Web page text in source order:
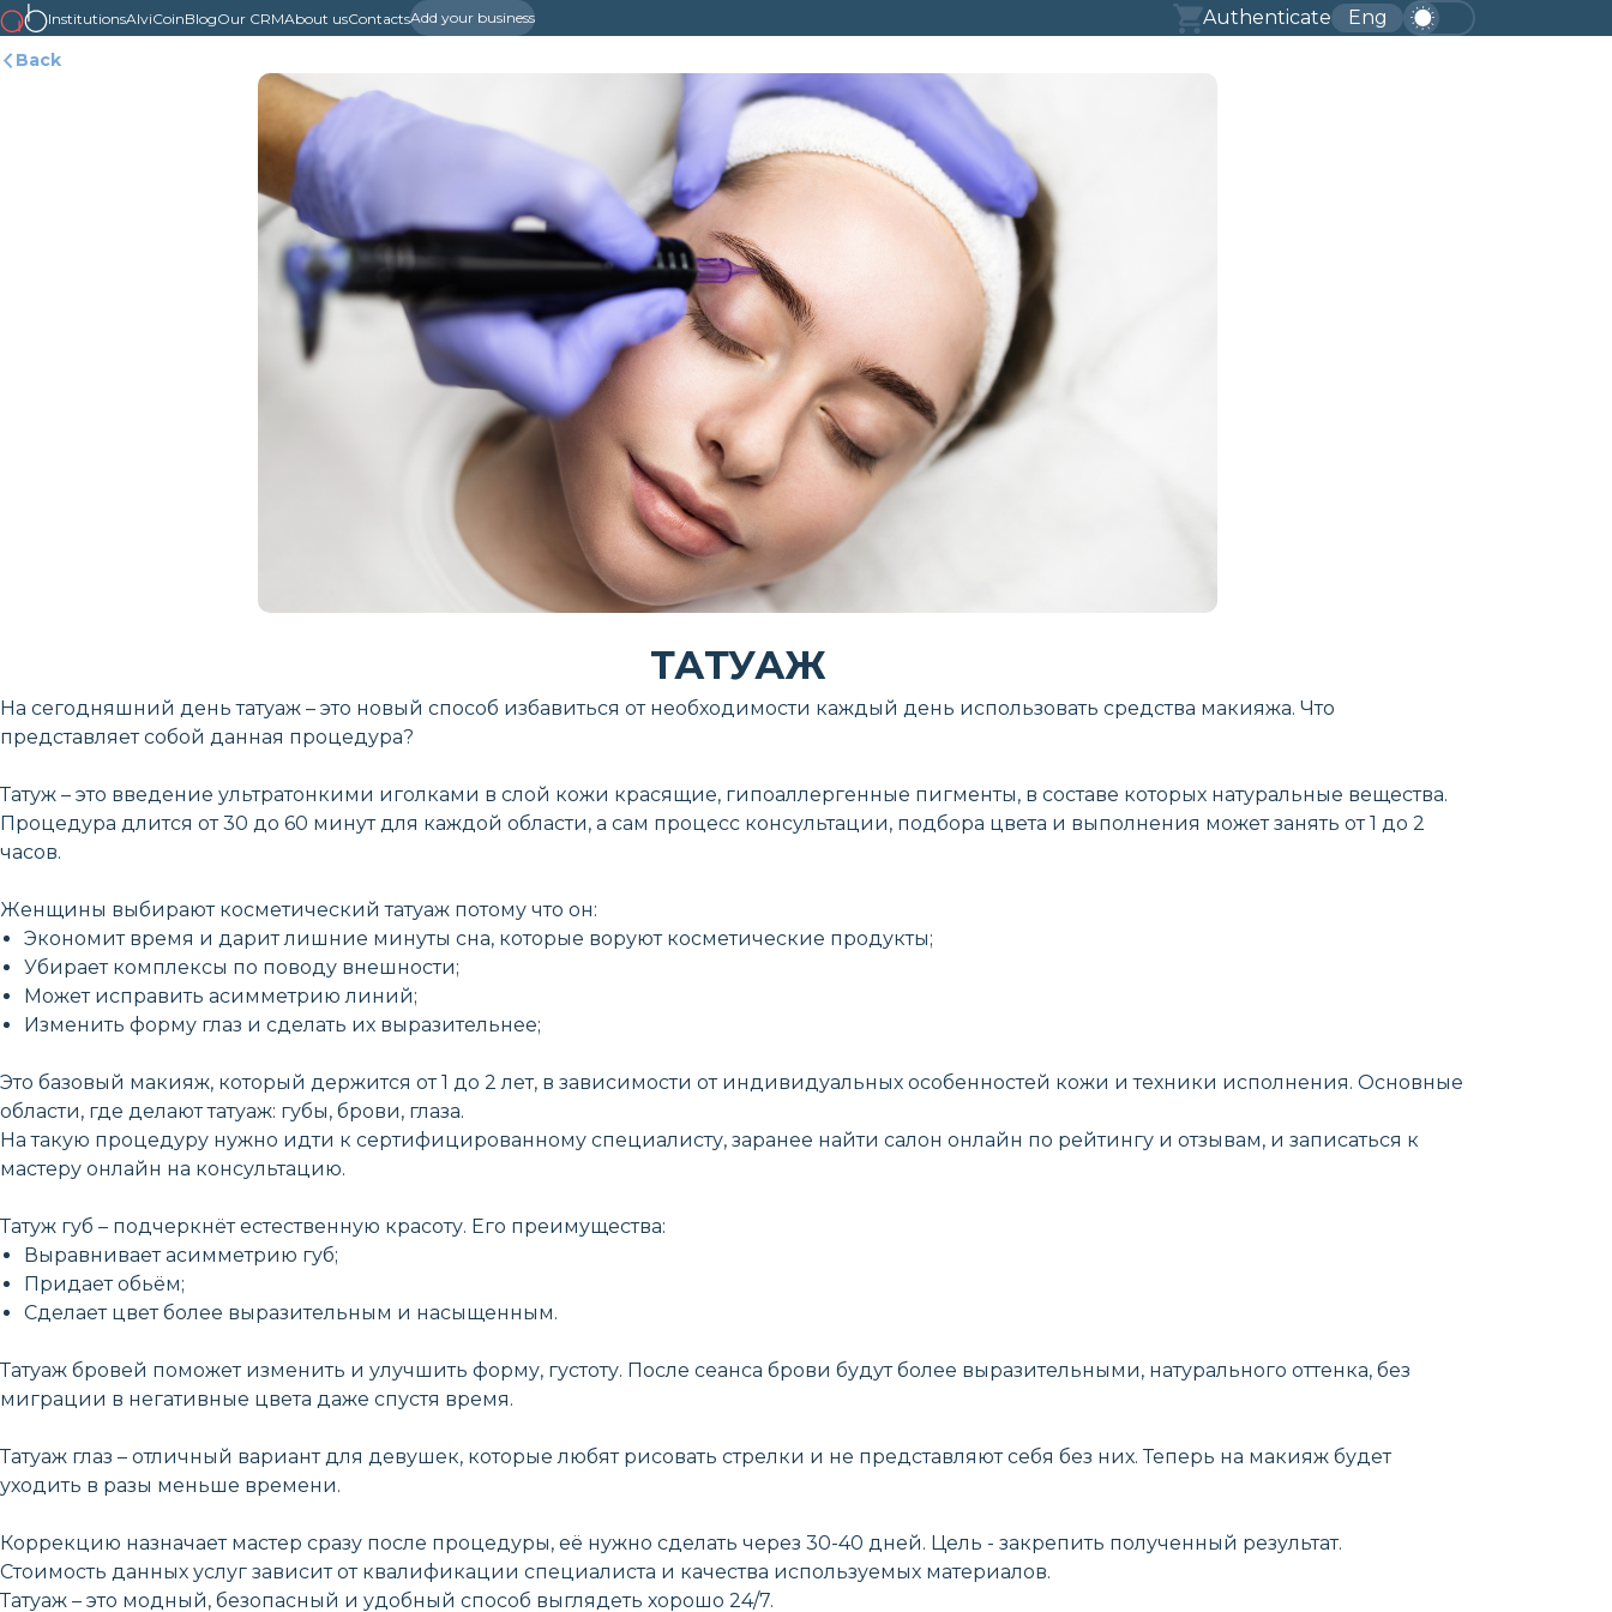
InstitutionsAlviCoinBlogOur CRMAbout usContactsAdd your business Authenticate Eng
Back
ТАТУАЖ
На сегодняшний день татуаж – это новый способ избавиться от необходимости каждый день использовать средства макияжа. Что
представляет собой данная процедура?
Татуж – это введение ультратонкими иголками в слой кожи красящие, гипоаллергенные пигменты, в составе которых натуральные вещества.
Процедура длится от 30 до 60 минут для каждой области, а сам процесс консультации, подбора цвета и выполнения может занять от 1 до 2
часов.
Женщины выбирают косметический татуаж потому что он:
Экономит время и дарит лишние минуты сна, которые воруют косметические продукты;
Убирает комплексы по поводу внешности;
Может исправить асимметрию линий;
Изменить форму глаз и сделать их выразительнее;
Это базовый макияж, который держится от 1 до 2 лет, в зависимости от индивидуальных особенностей кожи и техники исполнения. Основные
области, где делают татуаж: губы, брови, глаза.
На такую процедуру нужно идти к сертифицированному специалисту, заранее найти салон онлайн по рейтингу и отзывам, и записаться к
мастеру онлайн на консультацию.
Татуж губ – подчеркнёт естественную красоту. Его преимущества:
Выравнивает асимметрию губ;
Придает обьём;
Сделает цвет более выразительным и насыщенным.
Татуаж бровей поможет изменить и улучшить форму, густоту. После сеанса брови будут более выразительными, натурального оттенка, без
миграции в негативные цвета даже спустя время.
Татуаж глаз – отличный вариант для девушек, которые любят рисовать стрелки и не представляют себя без них. Теперь на макияж будет
уходить в разы меньше времени.
Коррекцию назначает мастер сразу после процедуры, её нужно сделать через 30-40 дней. Цель - закрепить полученный результат.
Стоимость данных услуг зависит от квалификации специалиста и качества используемых материалов.
Татуаж – это модный, безопасный и удобный способ выглядеть хорошо 24/7.